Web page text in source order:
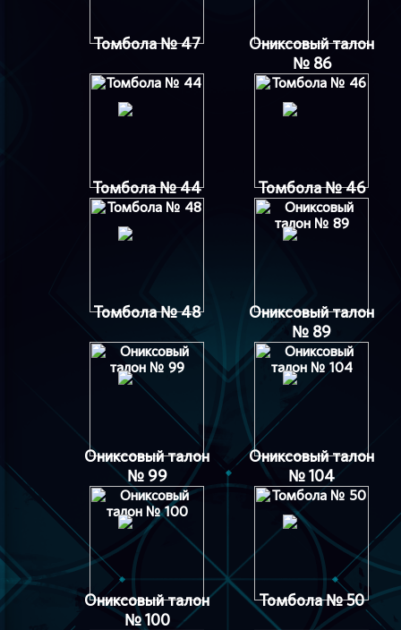
Томбола № 47
Ониксовый талон
№ 86
Томбола № 44 Томбола № 46
Томбола № 48
Ониксовый талон
№ 89
Ониксовый талон
№ 99
Ониксовый талон
№ 104
Ониксовый талон
№ 100
Томбола № 50